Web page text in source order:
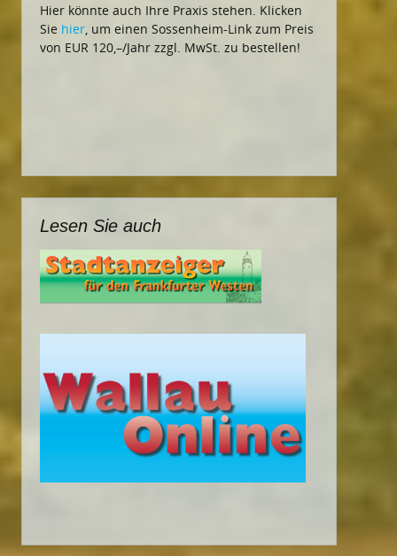
Hier könnte auch Ihre Praxis stehen. Klicken
Sie hier , um einen Sossenheim-Link zum Preis
von EUR 120,–/Jahr zzgl. MwSt. zu bestellen!
Lesen Sie auch